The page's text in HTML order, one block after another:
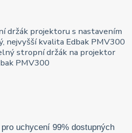
uchycení 99% dostupných